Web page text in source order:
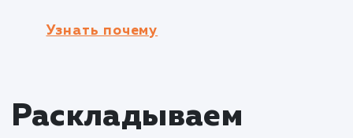
управления большим объемом контента,
Кому не подходит данный